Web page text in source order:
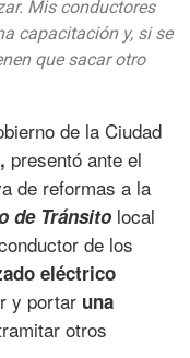
Mis conductores
capacitación y, si se
que sacar otro
de la Ciudad
presentó ante el
de reformas a la
de Tránsito local
de los
eléctrico
y portar una
otros